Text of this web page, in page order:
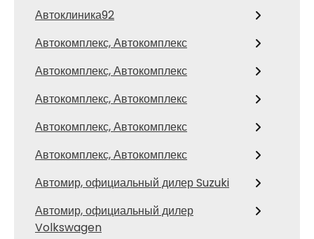
Автоклиника92
Автокомплекс, Автокомплекс
Автокомплекс, Автокомплекс
Автокомплекс, Автокомплекс
Автокомплекс, Автокомплекс
Автокомплекс, Автокомплекс
Автомир, официальный дилер Suzuki
Автомир, официальный дилер
Volkswagen